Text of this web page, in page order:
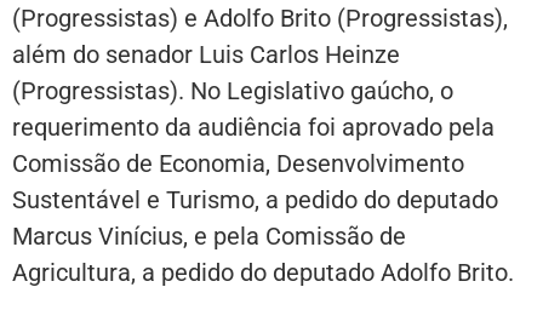
(Progressistas) e Adolfo Brito (Progressistas),
além do senador Luis Carlos Heinze
(Progressistas). No Legislativo gaúcho, o
requerimento da audiência foi aprovado pela
Comissão de Economia, Desenvolvimento
Sustentável e Turismo, a pedido do deputado
Marcus Vinícius, e pela Comissão de
Agricultura, a pedido do deputado Adolfo Brito.